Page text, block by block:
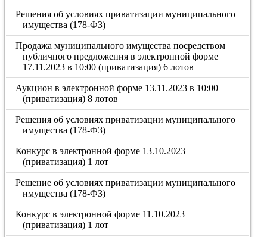
Решения об условиях приватизации муниципального
имущества (178-ФЗ)
Продажа муниципального имущества посредством
публичного предложения в электронной форме
17.11.2023 в 10:00 (приватизация) 6 лотов
Аукцион в электронной форме 13.11.2023 в 10:00
(приватизация) 8 лотов
Решения об условиях приватизации муниципального
имущества (178-ФЗ)
Конкурс в электронной форме 13.10.2023
(приватизация) 1 лот
Решение об условиях приватизации муниципального
имущества (178-ФЗ)
Конкурс в электронной форме 11.10.2023
(приватизация) 1 лот